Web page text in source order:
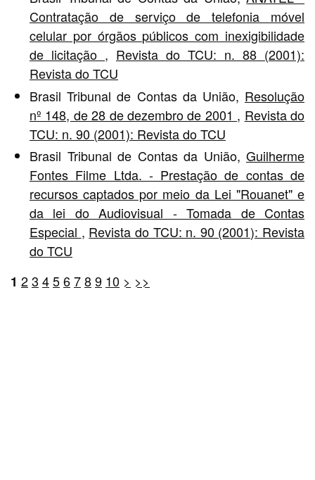
Contratação de serviço de telefonia móvel
celular por órgãos públicos com inexigibilidade
de licitação , Revista do TCU: n. 88 (2001):
Revista do TCU
Brasil Tribunal de Contas da União, Resolução
nº 148, de 28 de dezembro de 2001 , Revista do
TCU: n. 90 (2001): Revista do TCU
Brasil Tribunal de Contas da União, Guilherme
Fontes Filme Ltda. - Prestação de contas de
recursos captados por meio da Lei "Rouanet" e
da lei do Audiovisual - Tomada de Contas
Especial , Revista do TCU: n. 90 (2001): Revista
do TCU
1 23 456789 10 > >>